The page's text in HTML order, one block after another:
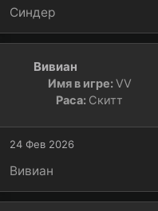
Синдер
Вивиан
Имя в игре:ⅤⅤ
Раса: Скитт
24 Фев 2026
Вивиан